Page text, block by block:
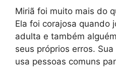
Miriã foi muito mais do
Ela foi corajosa quando
adulta e também
seus próprios erros.
usa pessoas comuns